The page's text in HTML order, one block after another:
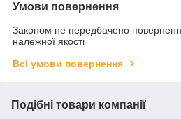
Умови повернення
Законом не передбачено
належної якості
Всі умови повернення
Подібні товари компанії